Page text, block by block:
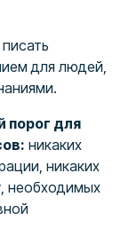
писать
для людей,
порог для
никаких
никаких
необходимых